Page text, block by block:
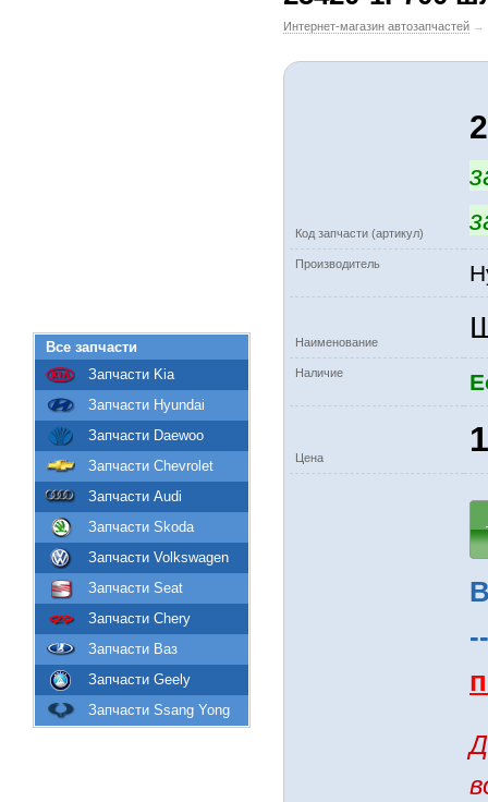
Интернет-магазин автозапчастей →
Код запчасти (артикул)
Производитель
Наименование
Наличие
Цена
Все запчасти
Запчасти Kia
Запчасти Hyundai
Запчасти Daewoo
Запчасти Chevrolet
Запчасти Audi
Запчасти Skoda
Запчасти Volkswagen
Запчасти Seat
Запчасти Chery
Запчасти Ваз
Запчасти Geely
Запчасти Ssang Yong